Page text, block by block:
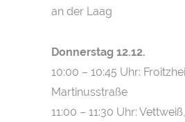
an der Laag
Donnerstag 12.12.
10:00 – 10:45 Uhr:
Martinusstraße
11:00 – 11:30 Uhr: